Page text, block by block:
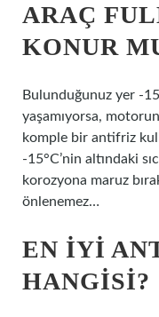
ARAÇ
KONUR
Bulunduğunuz yer -
yaşamıyorsa,
komple bir antifriz
-15°C’nin altındaki
korozyona maruz
önlenemez…
EN IYI
HANGISI?